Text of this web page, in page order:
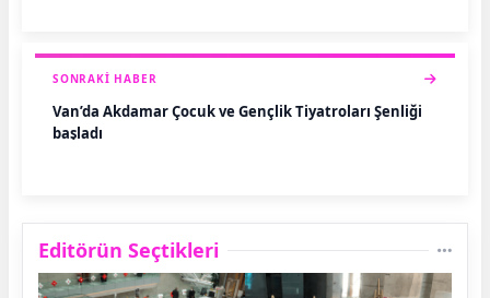
SONRAKI HABER
Van’da Akdamar Çocuk ve Gençlik Tiyatroları Şenliği
başladı
Editörün Seçtikleri